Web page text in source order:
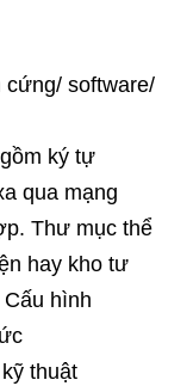
cứng/ software/
ký tự
qua mạng
Thư mục thể
hay kho tư
Cấu hình
thuật